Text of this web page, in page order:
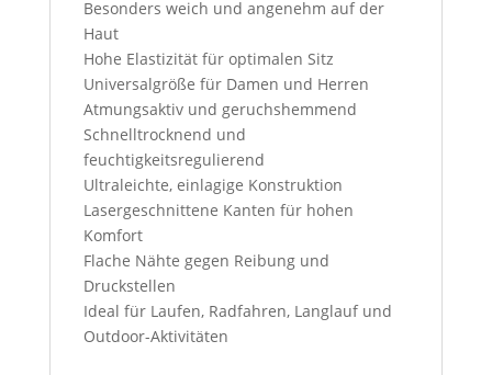
Besonders weich und angenehm auf der
Haut
Hohe Elastizität für optimalen Sitz
Universalgröße für Damen und Herren
Atmungsaktiv und geruchshemmend
Schnelltrocknend und
feuchtigkeitsregulierend
Ultraleichte, einlagige Konstruktion
Lasergeschnittene Kanten für hohen
Komfort
Flache Nähte gegen Reibung und
Druckstellen
Ideal für Laufen, Radfahren, Langlauf und
Outdoor-Aktivitäten